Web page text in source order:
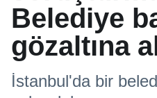
Belediye
gözaltına
İstanbul'da bir